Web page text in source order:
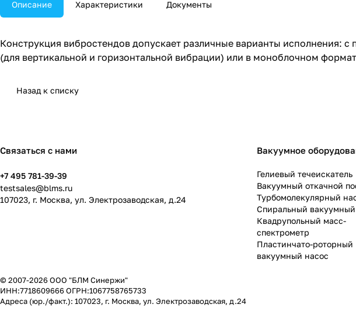
Описание Характеристики Документы
Конструкция вибростендов допускает различные варианты исполнения:
(для вертикальной и горизонтальной вибрации) или в моноблочном
Назад к списку
Связаться с нами
+7 495 781-39-39
testsales@blms.ru
107023, г. Москва, ул. Электрозаводская, д.24
Вакуумное
Гелиевый течеискатель
Вакуумный откачной
Турбомолекулярный
Спиральный вакуумный
Квадрупольный масс-
спектрометр
Пластинчато-роторный
вакуумный насос
© 2007-2026 ООО "БЛМ Синержи"
ИНН:7718609666 ОГРН:1067758765733
Адреса (юр./факт.): 107023, г. Москва, ул. Электрозаводская, д.24